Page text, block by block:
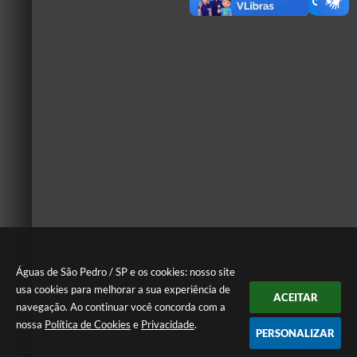
Águas de São Pedro / SP e os cookies: nosso site
usa cookies para melhorar a sua experiência de
navegação. Ao continuar você concorda com a
nossa Política de Cookies e Privacidade.
ACEITAR
PERSONALIZAR